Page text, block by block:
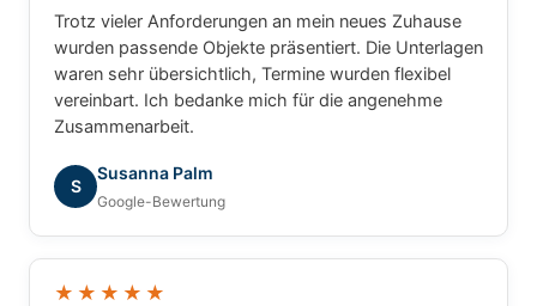
Trotz vieler Anforderungen an mein neues Zuhause
wurden passende Objekte präsentiert. Die Unterlagen
waren sehr übersichtlich, Termine wurden flexibel
vereinbart. Ich bedanke mich für die angenehme
Zusammenarbeit.
S
Susanna Palm
Google-Bewertung
★★★★★